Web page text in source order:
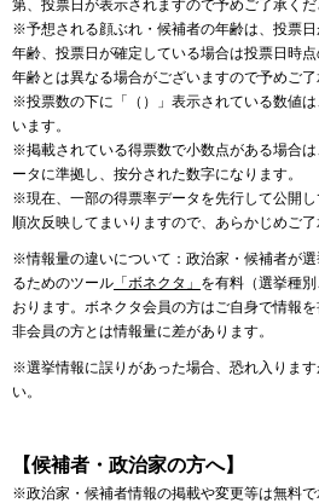
第、投票日が表示されますので予めご了承くだ
※予想される顔ぶれ・候補者の年齢は、投票
年齢、投票日が確定している場合は投票日時
年齢とは異なる場合がございますので予めご了
※投票数の下に「（）」表示されている数値
います。
※掲載されている得票数で小数点がある場合
ータに準拠し、按分された数字になります。
※現在、一部の得票率データを先行して公開し
順次反映してまいりますので、あらかじめご了
※情報量の違いについて：政治家・候補者が
るためのツール 「ボネクタ」 を有料（選挙種
おります。ボネクタ会員の方はご自身で情報
非会員の方とは情報量に差があります。
※選挙情報に誤りがあった場合、恐れ入ります
い。
【候補者・政治家の方へ】
※政治家・候補者情報の掲載や変更等は無料で